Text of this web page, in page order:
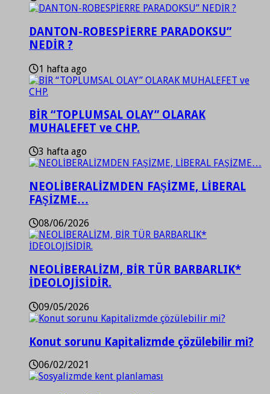
DANTON-ROBESPİERRE PARADOKSU”
NEDİR ?
1 hafta ago
BİR “TOPLUMSAL OLAY” OLARAK
MUHALEFET ve CHP.
3 hafta ago
NEOLİBERALİZMDEN FAŞİZME, LİBERAL
FAŞİZME…
08/06/2026
NEOLİBERALİZM, BİR TÜR BARBARLIK*
İDEOLOJİSİDİR.
09/05/2026
Konut sorunu Kapitalizmde çözülebilir mi?
06/02/2021